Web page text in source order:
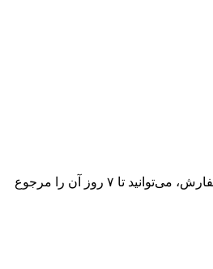
در صورت وجود مشکل در سفارش، می‌توانید تا ۷ روز آن را مرجوع